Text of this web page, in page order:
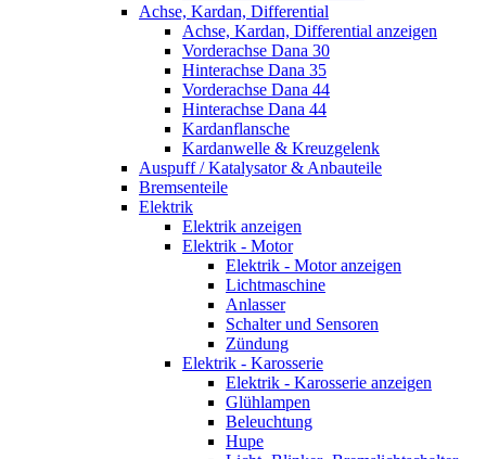
Achse, Kardan, Differential
Achse, Kardan, Differential anzeigen
Vorderachse Dana 30
Hinterachse Dana 35
Vorderachse Dana 44
Hinterachse Dana 44
Kardanflansche
Kardanwelle & Kreuzgelenk
Auspuff / Katalysator & Anbauteile
Bremsenteile
Elektrik
Elektrik anzeigen
Elektrik - Motor
Elektrik - Motor anzeigen
Lichtmaschine
Anlasser
Schalter und Sensoren
Zündung
Elektrik - Karosserie
Elektrik - Karosserie anzeigen
Glühlampen
Beleuchtung
Hupe